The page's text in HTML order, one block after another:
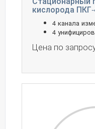
кислорода
4 канала
4
Цена по